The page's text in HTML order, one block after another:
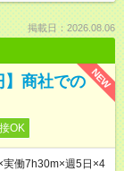
掲載日：2026.08.06
NEW
】商社での
OK
働7h30m×週5日×4